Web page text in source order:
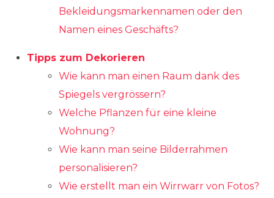
Bekleidungsmarkennamen oder den
Namen eines Geschäfts?
Tipps zum Dekorieren
Wie kann man einen Raum dank des
Spiegels vergrössern?
Welche Pflanzen für eine kleine
Wohnung?
Wie kann man seine Bilderrahmen
personalisieren?
Wie erstellt man ein Wirrwarr von Fotos?